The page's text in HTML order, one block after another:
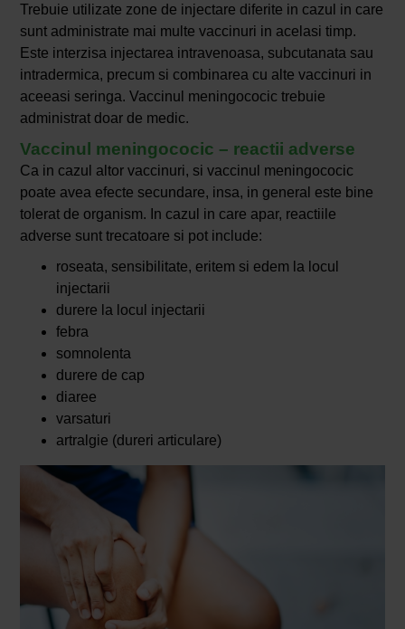
Trebuie utilizate zone de injectare diferite in cazul in care
sunt administrate mai multe vaccinuri in acelasi timp.
Este interzisa injectarea intravenoasa, subcutanata sau
intradermica, precum si combinarea cu alte vaccinuri in
aceeasi seringa. Vaccinul meningococic trebuie
administrat doar de medic.
Vaccinul meningococic – reactii adverse
Ca in cazul altor vaccinuri, si vaccinul meningococic
poate avea efecte secundare, insa, in general este bine
tolerat de organism. In cazul in care apar, reactiile
adverse sunt trecatoare si pot include:
roseata, sensibilitate, eritem si edem la locul
injectarii
durere la locul injectarii
febra
somnolenta
durere de cap
diaree
varsaturi
artralgie (dureri articulare)